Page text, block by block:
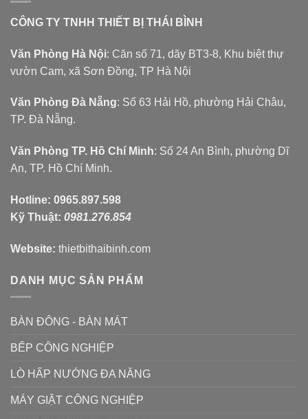
CÔNG TY TNHH THIẾT BỊ THÁI BÌNH
Văn Phòng Hà Nội: Căn số 71, dãy BT3-8, Khu biệt thự
vườn Cam, xã Sơn Đồng, TP Hà Nội
Văn Phòng Đà Nẵng: Số 63 Hải Hồ, phường Hải Châu,
TP. Đà Nẵng.
Văn Phòng TP. Hồ Chí Minh: Số 24 An Bình, phường Dĩ
An, TP. Hồ Chí Minh.
Hotline: 0965.897.598
Kỹ Thuật: 0981.276.854
Website: thietbithaibinh.com
DANH MỤC SẢN PHẨM
BÀN ĐÔNG - BÀN MÁT
BẾP CÔNG NGHIỆP
LÒ HẤP NƯỚNG ĐA NĂNG
MÁY GIẶT CÔNG NGHIỆP